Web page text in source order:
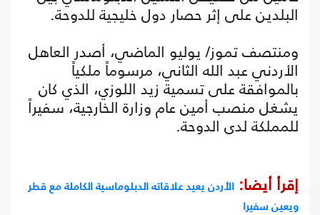
البلدين على إثر حصار دول خليجية للدوحة.
ومنتصف تموز/ يوليو الماضي، أصدر العاهل
الأردني عبد الله الثاني، مرسوماً ملكياً
بالموافقة على تسمية زيد اللوزي، الذي كان
يشغل منصب أمين عام وزارة الخارجية، سفيراً
للمملكة لدى الدوحة.
إقرأ أيضا: الأردن يعيد علاقاته الدبلوماسية الكاملة مع قطر
ويعين سفيرا